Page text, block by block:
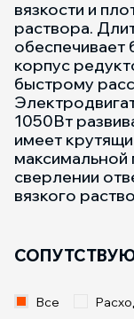
вязкости и
раствора.
обеспечивает
корпус
быстрому
1050Вт
имеет
максимальной
сверлении
вязкого
Все